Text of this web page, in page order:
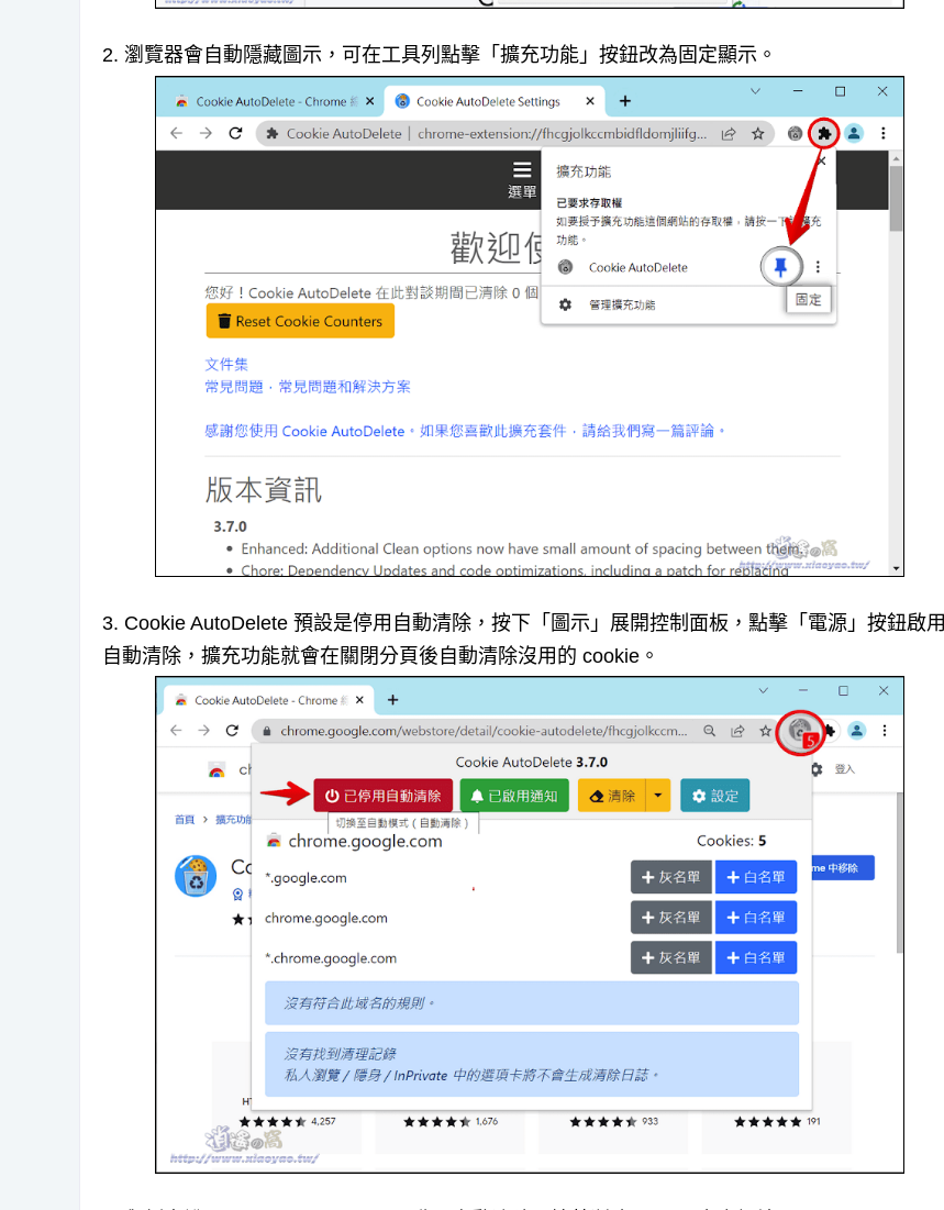
2. 瀏覽器會自動隱藏圖示，可在工具列點擊「擴充功能」按鈕改為固定顯示。
3. Cookie AutoDelete 預設是停用自動清除，按下「圖示」展開控制面板，點擊「電源」按鈕啟用
自動清除，擴充功能就會在關閉分頁後自動清除沒用的 cookie。